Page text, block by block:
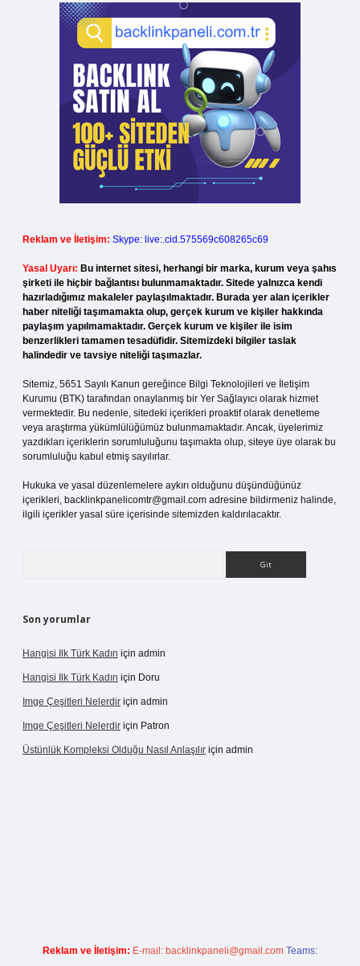
Reklam ve İletişim: Skype: live:.cid.575569c608265c69
Yasal Uyarı: Bu internet sitesi, herhangi bir marka, kurum veya şahıs
şirketi ile hiçbir bağlantısı bulunmamaktadır. Sitede yalnızca kendi
hazırladığımız makaleler paylaşılmaktadır. Burada yer alan içerikler
haber niteliği taşımamakta olup, gerçek kurum ve kişiler hakkında
paylaşım yapılmamaktadır. Gerçek kurum ve kişiler ile isim
benzerlikleri tamamen tesadüfidir. Sitemizdeki bilgiler taslak
halindedir ve tavsiye niteliği taşımazlar.
Sitemiz, 5651 Sayılı Kanun gereğince Bilgi Teknolojileri ve İletişim
Kurumu (BTK) tarafından onaylanmış bir Yer Sağlayıcı olarak hizmet
vermektedir. Bu nedenle, sitedeki içerikleri proaktif olarak denetleme
veya araştırma yükümlülüğümüz bulunmamaktadır. Ancak, üyelerimiz
yazdıkları içeriklerin sorumluluğunu taşımakta olup, siteye üye olarak bu
sorumluluğu kabul etmiş sayılırlar.
Hukuka ve yasal düzenlemelere aykırı olduğunu düşündüğünüz
içerikleri, backlinkpanelicomtr@gmail.com adresine bildirmeniz halinde,
ilgili içerikler yasal süre içerisinde sitemizden kaldırılacaktır.
Son yorumlar
Hangisi Ilk Türk Kadın için admin
Hangisi Ilk Türk Kadın için Doru
Imge Çeşitleri Nelerdir için admin
Imge Çeşitleri Nelerdir için Patron
Üstünlük Kompleksi Olduğu Nasıl Anlaşılır için admin
Reklam ve İletişim: E-mail: backlinkpaneli@gmail.com Teams: